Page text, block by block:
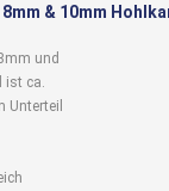
& 10mm
und
ist ca.
Unterteil